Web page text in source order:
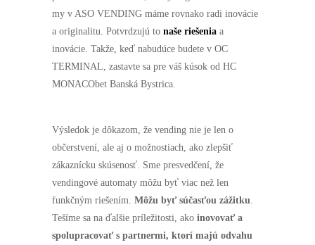
my v ASO VENDING máme rovnako radi inovácie
a originalitu. Potvrdzujú to naše riešenia a
inovácie. Takže, keď nabudúce budete v OC
TERMINAL, zastavte sa pre váš kúsok od HC
MONACObet Banská Bystrica.
Výsledok je dôkazom, že vending nie je len o
občerstvení, ale aj o možnostiach, ako zlepšiť
zákaznícku skúsenosť. Sme presvedčení, že
vendingové automaty môžu byť viac než len
funkčným riešením. Môžu byť súčasťou zážitku
Tešíme sa na ďalšie príležitosti, ako inovovať a
spolupracovať s partnermi, ktorí majú odvahu